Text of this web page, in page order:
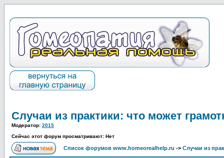
Случаи из практики: что может
Модератор: 2015
Сейчас этот форум просматривают: Нет
Список форумов www.homeorealhelp.ru -> Случаи из